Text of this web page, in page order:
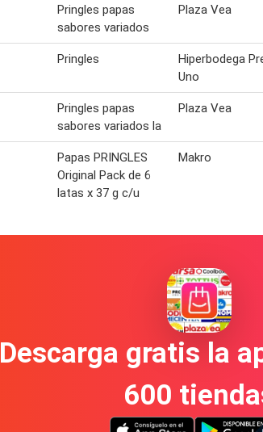
Pringles papas
sabores variados
Plaza Vea
Pringles
Hiperbodega
Uno
Pringles papas
sabores variados la
Plaza Vea
Papas PRINGLES
Original Pack de 6
latas x 37 g c/u
Makro
Descarga gratis la
600